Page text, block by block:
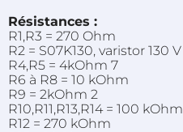
Résistances :
R1,R3 = 270 Ohm
R2 = S07K130, varistor 130 V
R4,R5 = 4kOhm 7
R6 à R8 = 10 kOhm
R9 = 2kOhm 2
R10,R11,R13,R14 = 100 kOhm
R12 = 270 kOhm